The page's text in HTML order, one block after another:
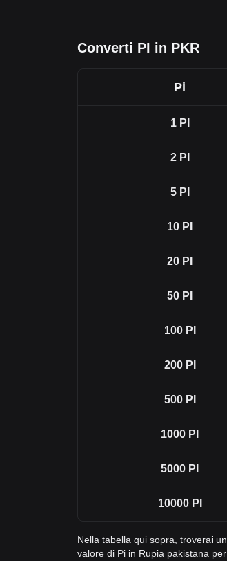
Converti PI in PKR
Pi
1 PI
2 PI
5 PI
10 PI
20 PI
50 PI
100 PI
200 PI
500 PI
1000 PI
5000 PI
10000 PI
Nella tabella qui sopra, troverai
valore di Pi in Rupia pakistana